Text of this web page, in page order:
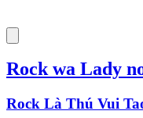
Rock wa Lady
Rock Là Thú Vui